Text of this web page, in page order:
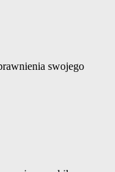
swojego